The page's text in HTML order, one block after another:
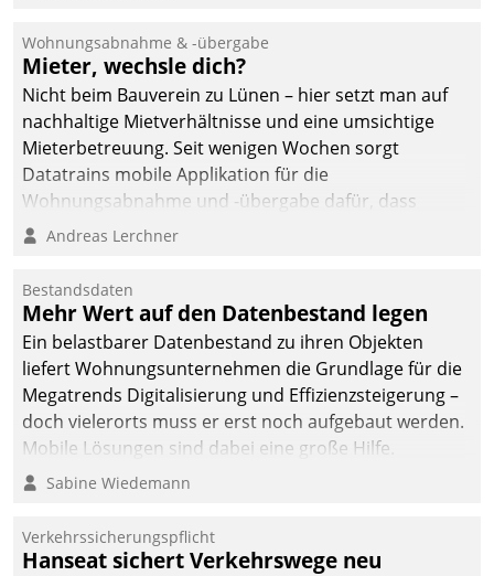
und Beschwerde-Management einen eigenen Kanal
ein.
Wohnungsabnahme & -übergabe
Mieter, wechsle dich?
Nicht beim Bauverein zu Lünen – hier setzt man auf
nachhaltige Mietverhältnisse und eine umsichtige
Mieterbetreuung. Seit wenigen Wochen sorgt
Datatrains mobile Applikation für die
Wohnungsabnahme und -übergabe dafür, dass
Mieter wohlgeordnet kommen und, so es sein muss,
Andreas Lerchner
Bestandsdaten
Mehr Wert auf den Datenbestand legen
Ein belastbarer Datenbestand zu ihren Objekten
liefert Wohnungsunternehmen die Grundlage für die
Megatrends Digitalisierung und Effizienzsteigerung –
doch vielerorts muss er erst noch aufgebaut werden.
Mobile Lösungen sind dabei eine große Hilfe.
Sabine Wiedemann
Verkehrssicherungspflicht
Hanseat sichert Verkehrswege neu